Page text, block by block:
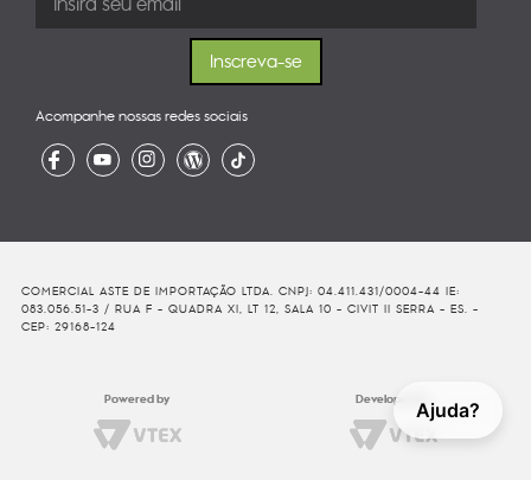
Ajuda?
Acompanhe nossas redes sociais
COMERCIAL ASTE DE IMPORTAÇÃO LTDA. CNPJ: 04.411.431/0004-44 IE:
083.056.51-3 / RUA F - QUADRA XI, LT 12, SALA 10 - CIVIT II SERRA - ES. -
CEP: 29168-124
Powered by Developed By